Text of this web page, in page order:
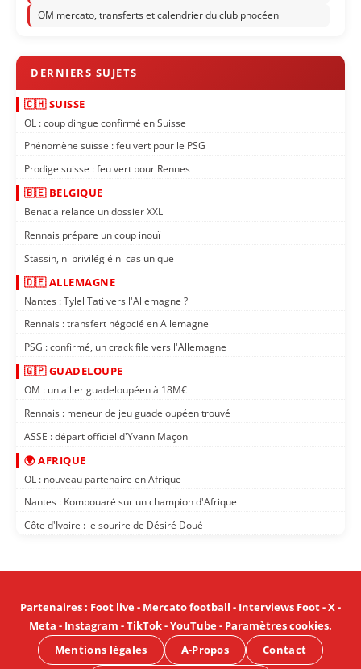
OM mercato, transferts et calendrier du club phocéen
🇨🇭 SUISSE
OL : coup dingue confirmé en Suisse
Phénomène suisse : feu vert pour le PSG
Prodige suisse : feu vert pour Rennes
🇧🇪 BELGIQUE
Benatia relance un dossier XXL
Rennais prépare un coup inouï
Stassin, ni privilégié ni cas unique
🇩🇪 ALLEMAGNE
Nantes : Tylel Tati vers l'Allemagne ?
Rennais : transfert négocié en Allemagne
PSG : confirmé, un crack file vers l'Allemagne
🇬🇵 GUADELOUPE
OM : un ailier guadeloupéen à 18M€
Rennais : meneur de jeu guadeloupéen trouvé
ASSE : départ officiel d'Yvann Maçon
🌍 AFRIQUE
OL : nouveau partenaire en Afrique
Nantes : Kombouaré sur un champion d'Afrique
Côte d'Ivoire : le sourire de Désiré Doué
Partenaires: Foot live- Mercato football - Interviews Foot-X-
Meta - Instagram -TikTok-YouTube- Paramètres cookies.
Mentions légales
A-Propos Contact